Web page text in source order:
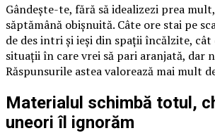
Gândește-te, fără să idealizezi prea
săptămână obișnuită. Câte ore stai pe
de des intri și ieși din spații încălzite, cât
situații în care vrei să pari aranjată, dar
Răspunsurile astea valorează mai mult
Materialul schimbă totul,
uneori îl ignorăm